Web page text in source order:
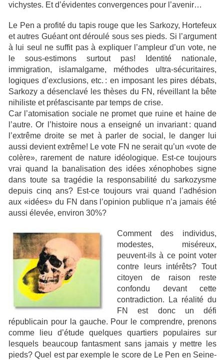
vichystes. Et d’évidentes convergences pour l’avenir…
Le Pen a profité du tapis rouge que les Sarkozy, Hortefeux
et autres Guéant ont déroulé sous ses pieds. Si l’argument
à lui seul ne suffit pas à expliquer l’ampleur d’un vote, ne
le sous-estimons surtout pas! Identité nationale,
immigration, islamalgame, méthodes ultra-sécuritaires,
logiques d’exclusions, etc. : en imposant les pires débats,
Sarkozy a désenclavé les thèses du FN, réveillant la bête
nihiliste et préfascisante par temps de crise.
Car l’atomisation sociale ne promet que ruine et haine de
l’autre. Or l’histoire nous a enseigné un invariant : quand
l’extrême droite se met à parler de social, le danger lui
aussi devient extrême! Le vote FN ne serait qu’un «vote de
colère», rarement de nature idéologique. Est-ce toujours
vrai quand la banalisation des idées xénophobes signe
dans toute sa tragédie la responsabilité du sarkozysme
depuis cinq ans? Est-ce toujours vrai quand l’adhésion
aux «idées» du FN dans l’opinion publique n’a jamais été
aussi élevée, environ 30%?
Comment des individus,
modestes, miséreux,
peuvent-ils à ce point voter
contre leurs intérêts? Tout
citoyen de raison reste
confondu devant cette
contradiction. La réalité du
FN est donc un défi
républicain pour la gauche. Pour le comprendre, prenons
comme lieu d’étude quelques quartiers populaires sur
lesquels beaucoup fantasment sans jamais y mettre les
pieds? Quel est par exemple le score de Le Pen en Seine-